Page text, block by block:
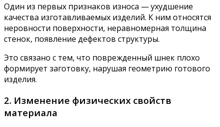
Один из первых признаков износа — ухудшение
качества изготавливаемых изделий. К ним относятся
неровности поверхности, неравномерная толщина
стенок, появление дефектов структуры.
Это связано с тем, что поврежденный шнек плохо
формирует заготовку, нарушая геометрию готового
изделия.
2. Изменение физических свойств
материала